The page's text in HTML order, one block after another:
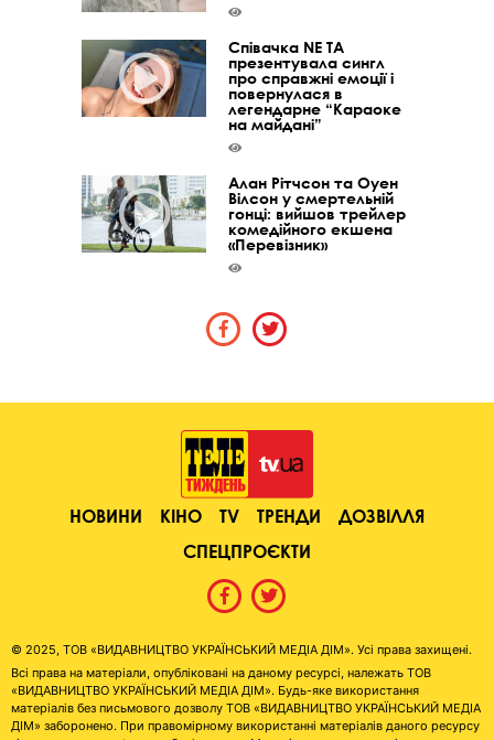
Співачка NE TA
презентувала сингл
про справжні емоції і
повернулася в
легендарне “Караоке
на майдані”
Алан Рітчсон та Оуен
Вілсон у смертельній
гонці: вийшов трейлер
комедійного екшена
«Перевізник»
НОВИНИ КІНО TV ТРЕНДИ
ДОЗВІЛЛЯ
СПЕЦПРОЄКТИ
© 2025, ТОВ «ВИДАВНИЦТВО УКРАЇНСЬКИЙ МЕДІА ДІМ». Усі права захищені.
Всі права на матеріали, опубліковані на даному ресурсі, належать ТОВ
«ВИДАВНИЦТВО УКРАЇНСЬКИЙ МЕДІА ДІМ». Будь-яке використання
матеріалів без письмового дозволу ТОВ «ВИДАВНИЦТВО УКРАЇНСЬКИЙ МЕДІА
ДІМ» заборонено. При правомірному використанні матеріалів даного ресурсу